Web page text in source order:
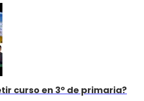
curso en 3º de primaria?